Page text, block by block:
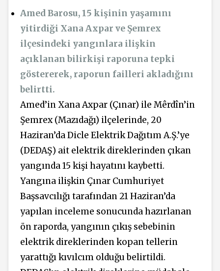
Amed Barosu, 15 kişinin yaşamını
yitirdiği Xana Axpar ve Şemrex
ilçesindeki yangınlara ilişkin
açıklanan bilirkişi raporuna tepki
göstererek, raporun failleri akladığını
belirtti.
Amed’in Xana Axpar (Çınar) ile Mêrdîn’in
Şemrex (Mazıdağı) ilçelerinde, 20
Haziran’da Dicle Elektrik Dağıtım A.Ş.’ye
(DEDAŞ) ait elektrik direklerinden çıkan
yangında 15 kişi hayatını kaybetti.
Yangına ilişkin Çınar Cumhuriyet
Başsavcılığı tarafından 21 Haziran’da
yapılan inceleme sonucunda hazırlanan
ön raporda, yangının çıkış sebebinin
elektrik direklerinden kopan tellerin
yarattığı kıvılcım olduğu belirtildi.